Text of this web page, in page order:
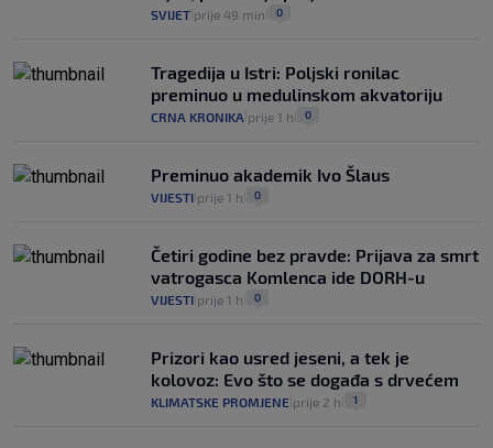
SVIJET prije 49 min 0
Tragedija u Istri: Poljski ronilac
preminuo u medulinskom akvatoriju
CRNA KRONIKA prije 1 h 0
Preminuo akademik Ivo Šlaus
VIJESTI prije 1 h 0
Četiri godine bez pravde: Prijava za smrt
vatrogasca Komlenca ide DORH-u
VIJESTI prije 1 h 0
Prizori kao usred jeseni, a tek je
kolovoz: Evo što se događa s drvećem
KLIMATSKE PROMJENE prije 2 h 1